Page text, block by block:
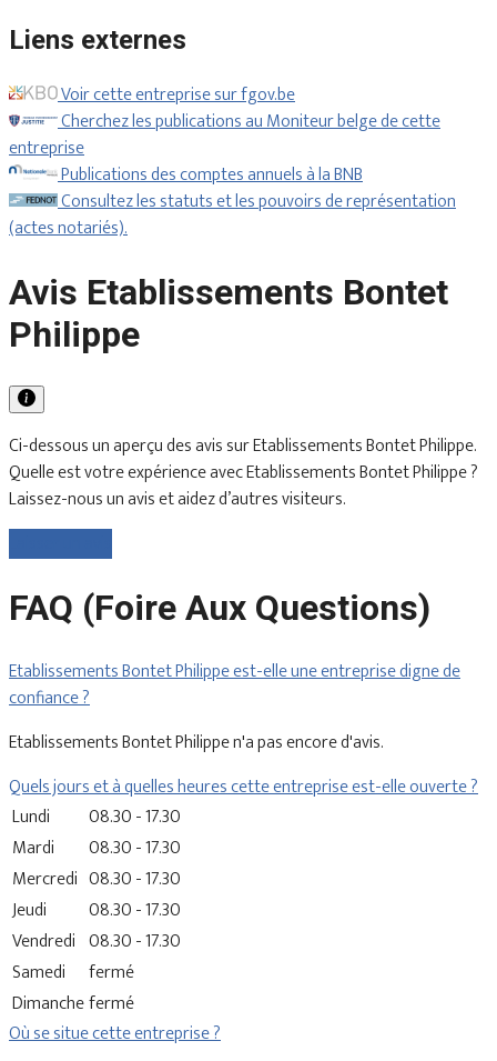
Liens externes
Voir cette entreprise sur fgov.be
Cherchez les publications au Moniteur belge de cette
entreprise
Publications des comptes annuels à la BNB
Consultez les statuts et les pouvoirs de représentation
(actes notariés).
Avis Etablissements Bontet
Philippe
Ci-dessous un aperçu des avis sur Etablissements Bontet Philippe.
Quelle est votre expérience avec Etablissements Bontet Philippe ?
Laissez-nous un avis et aidez d’autres visiteurs.
FAQ (Foire Aux Questions)
Etablissements Bontet Philippe est-elle une entreprise digne de
confiance ?
Etablissements Bontet Philippe n'a pas encore d'avis.
Quels jours et à quelles heures cette entreprise est-elle ouverte ?
Lundi
08.30 - 17.30
Mardi
08.30 - 17.30
Mercredi 08.30 - 17.30
Jeudi
08.30 - 17.30
Vendredi 08.30 - 17.30
Samedi
fermé
Dimanchefermé
Où se situe cette entreprise ?